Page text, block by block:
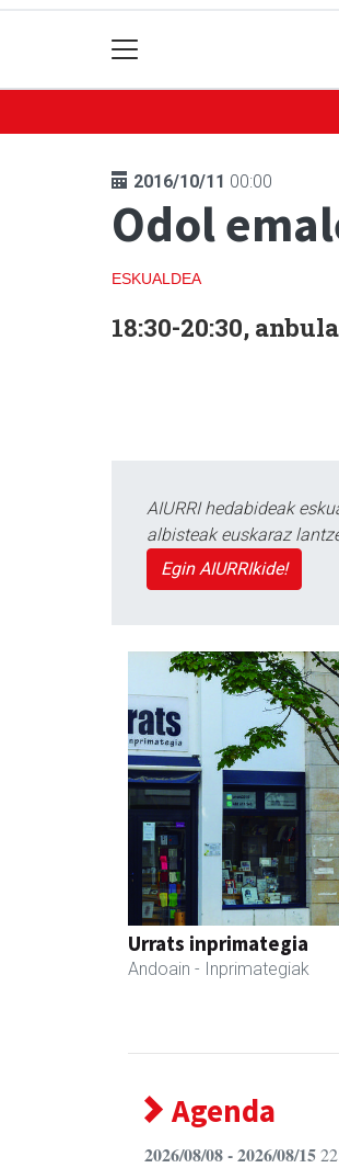
2016/10/11 00:00
Odol
ESKUALDEA
18:30-20:30,
AIURRI hedabideak
albisteak euskaraz
Egin AIURRIkide!
Urrats inprimategia
Andoain - Inprimategiak
Agenda
2026/08/08 - 2026/08/15